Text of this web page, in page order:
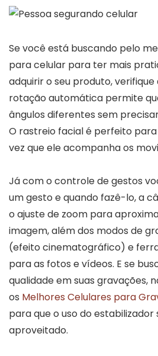
Se você está buscando pelo
para celular para ter mais
adquirir o seu produto, verifique
rotação automática permite
ângulos diferentes sem
O rastreio facial é perfeito
vez que ele acompanha os
Já com o controle de gestos
um gesto e quando fazê-lo, a
o ajuste de zoom para
imagem, além dos modos de
(efeito cinematográfico) e
para as fotos e vídeos. E se
qualidade em suas gravações,
os Melhores Celulares para
para que o uso do estabilizador
aproveitado.